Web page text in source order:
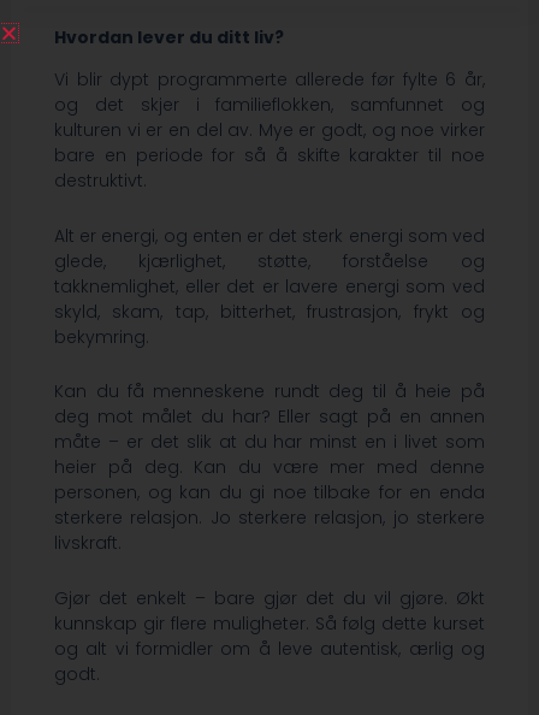
Hvordan lever du ditt liv?
Vi blir dypt programmerte allerede før fylte 6 år,
og det skjer i familieflokken, samfunnet og
kulturen vi er en del av. Mye er godt, og noe virker
bare en periode for så å skifte karakter til noe
destruktivt.
Alt er energi, og enten er det sterk energi som ved
glede, kjærlighet, støtte, forståelse og
takknemlighet, eller det er lavere energi som ved
skyld, skam, tap, bitterhet, frustrasjon, frykt og
bekymring.
Kan du få menneskene rundt deg til å heie på
deg mot målet du har? Eller sagt på en annen
måte – er det slik at du har minst en i livet som
heier på deg. Kan du være mer med denne
personen, og kan du gi noe tilbake for en enda
sterkere relasjon. Jo sterkere relasjon, jo sterkere
livskraft.
Gjør det enkelt – bare gjør det du vil gjøre. Økt
kunnskap gir flere muligheter. Så følg dette kurset
og alt vi formidler om å leve autentisk, ærlig og
godt.